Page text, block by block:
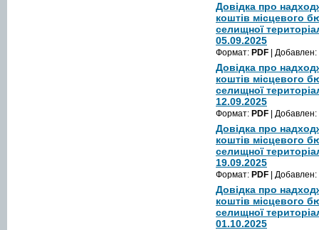
Довідка про
коштів місцевого
селищної
05.09.2025
Формат: PDF | Добавлен:
Довідка про
коштів місцевого
селищної
12.09.2025
Формат: PDF | Добавлен:
Довідка про
коштів місцевого
селищної
19.09.2025
Формат: PDF | Добавлен:
Довідка про
коштів місцевого
селищної
01.10.2025